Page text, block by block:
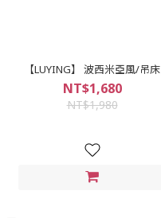
【LUYING】 波西米亞風/吊床
NT$1,680
NT$1,980